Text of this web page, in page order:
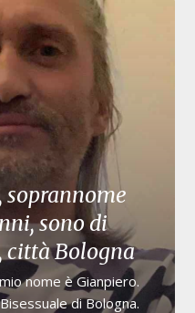
soprannome
sono di
città Bologna
nome è Gianpiero.
di Bologna.